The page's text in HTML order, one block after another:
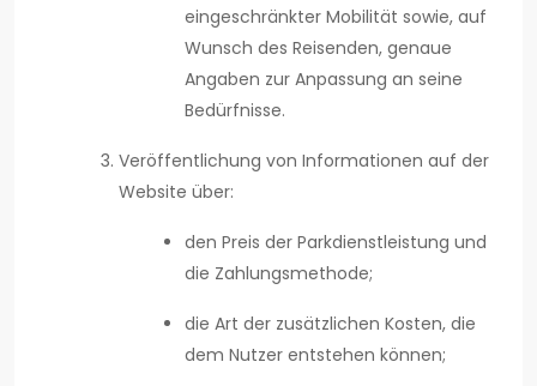
eingeschränkter Mobilität sowie, auf
Wunsch des Reisenden, genaue
Angaben zur Anpassung an seine
Bedürfnisse.
Veröffentlichung von Informationen auf der
Website über:
den Preis der Parkdienstleistung und
die Zahlungsmethode;
die Art der zusätzlichen Kosten, die
dem Nutzer entstehen können;